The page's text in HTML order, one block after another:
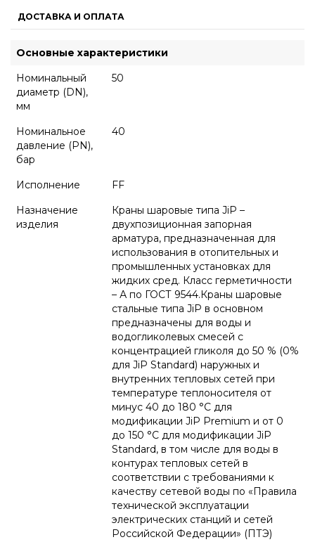
ДОСТАВКА И ОПЛАТА
Основные характеристики
Номинальный
диаметр (DN),
мм
50
Номинальное
давление (PN),
бар
40
Исполнение
FF
Назначение
изделия
Краны шаровые типа JiP –
двухпозиционная запорная
арматура, предназначенная для
использования в отопительных и
промышленных установках для
жидких сред. Класс герметичности
– А по ГОСТ 9544.Краны шаровые
стальные типа JiP в основном
предназначены для воды и
водогликолевых смесей с
концентрацией гликоля до 50 % (0%
для JiP Standard) наружных и
внутренних тепловых сетей при
температуре теплоносителя от
минус 40 до 180 °С для
модификации JiP Premium и от 0
до 150 °С для модификации JiP
Standard, в том числе для воды в
контурах тепловых сетей в
соответствии с требованиями к
качеству сетевой воды по «Правила
технической эксплуатации
электрических станций и сетей
Российской Федерации» (ПТЭ)